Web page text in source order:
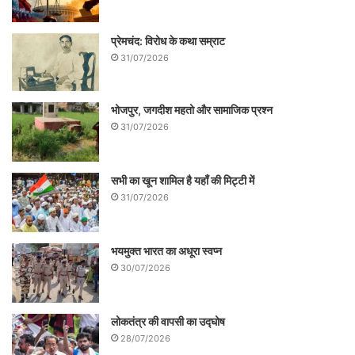
खुद भगत सिंह गांधी के बारे में क्या सोचते थे, अब
जरा इस पर गौर करें। भगत सिंह जब जेल में
राजनैतिक बंदियों पर राजनैतिक बंदियों जैसा बर्ताव
किया जाय के प्रश्न पर अनशन कर रहे थे इस
अनशन में क्रांतिकारी जतिन दास की मृत्यु हो गई
थी। भगत सिंह की हालत बिगड़ रही थी। देश में
प्रेमचंद: विरोध के कथा सम्राट
31/07/2026
भोजपुर, जगदीश महतो और सामाजिक प्रश्न
31/07/2026
सभी का खून शामिल है यहाँ की मिट्टी में
31/07/2026
भयमुक्त भारत का अधूरा स्वप्न
30/07/2026
लोकतंत्र की वापसी का उद्घोष
28/07/2026